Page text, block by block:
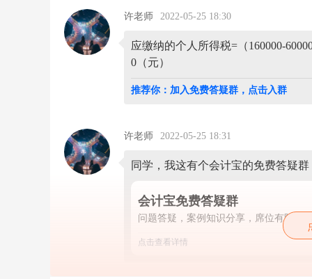
2
5
2
（元）
许老师 2022-05-25 18:30
应缴纳的个人所得税=（160000-
0（元）
推荐你：加入免费答疑群，点击入群
许老师 2022-05-25 18:31
同学，我这有个会计宝的免费答疑
会计宝免费答疑群
问题答疑，案例知识分享，席位有限，
点击查看详情